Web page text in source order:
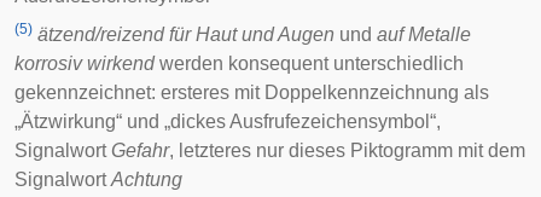
(5) ätzend/reizend für Haut und Augen und auf Metalle
korrosiv wirkendwerden konsequent unterschiedlich
gekennzeichnet: ersteres mit Doppelkennzeichnung als
„Ätzwirkung“ und „dickes Ausfrufezeichensymbol“,
SignalwortGefahr, letzteres nur dieses Piktogramm mit dem
SignalwortAchtung